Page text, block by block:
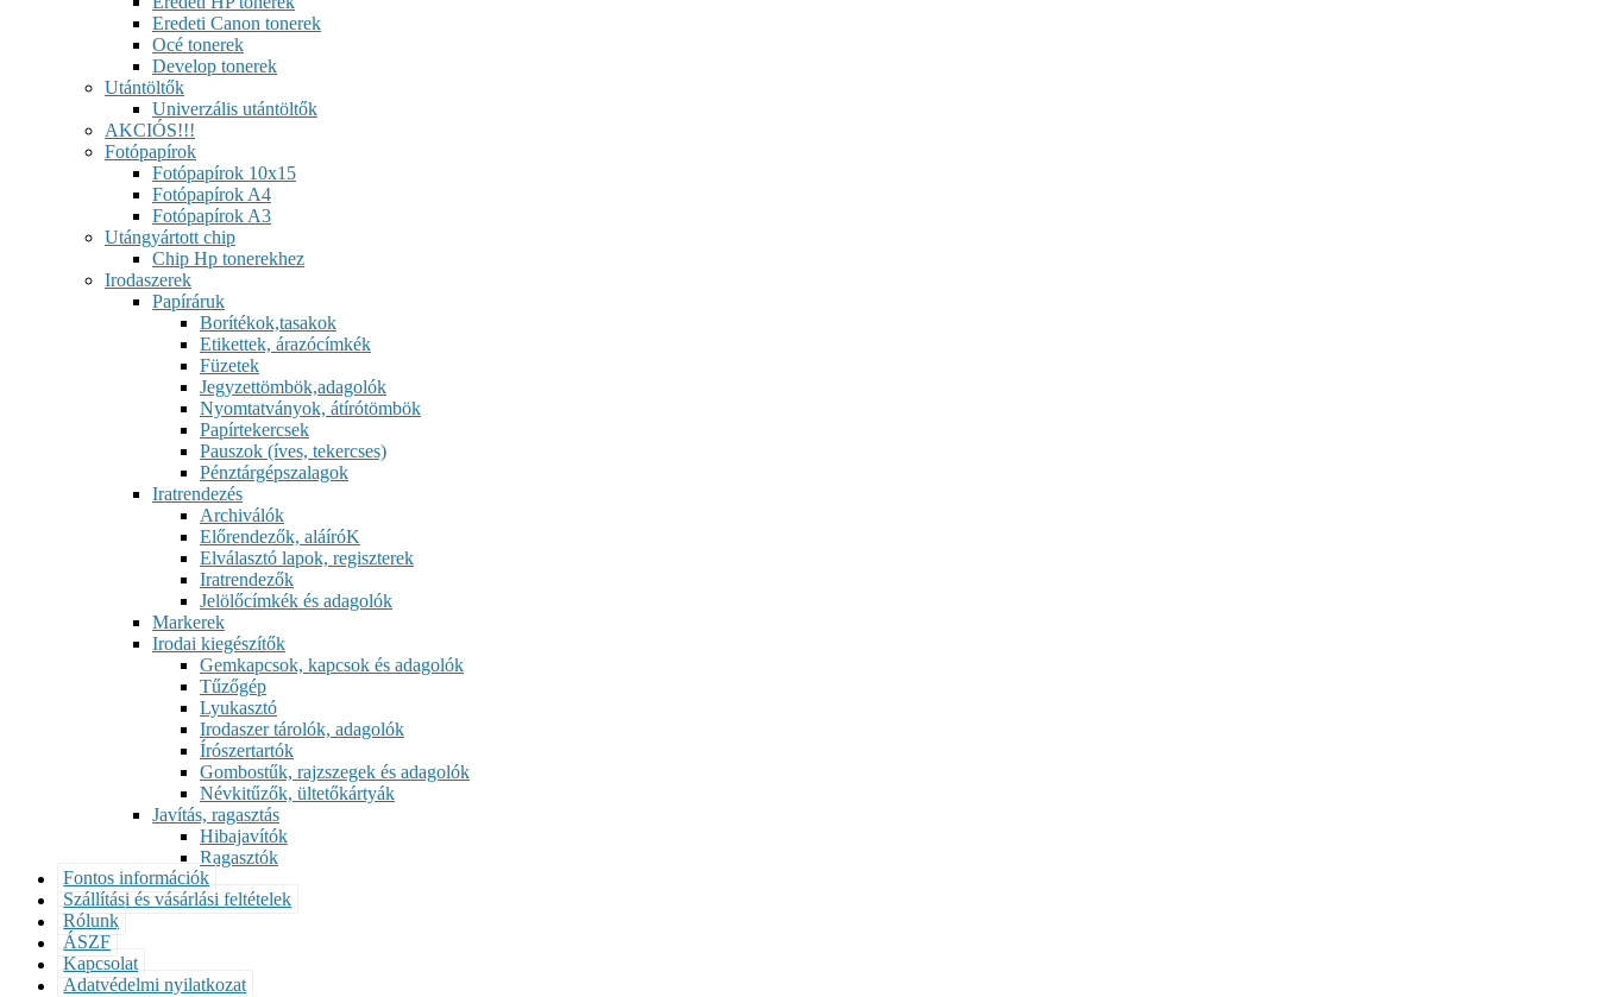
Eredeti Canon tonerek
Océ tonerek
Develop tonerek
Utántöltők
Univerzális utántöltők
AKCIÓS!!!
Fotópapírok
Fotópapírok 10x15
Fotópapírok A4
Fotópapírok A3
Utángyártott chip
Chip Hp tonerekhez
Irodaszerek
Papíráruk
Borítékok,tasakok
Etikettek, árazócímkék
Füzetek
Jegyzettömbök,adagolók
Nyomtatványok, átírótömbök
Papírtekercsek
Pauszok (íves, tekercses)
Pénztárgépszalagok
Iratrendezés
Archiválók
Előrendezők, aláíróK
Elválasztó lapok, regiszterek
Iratrendezők
Jelölőcímkék és adagolók
Markerek
Irodai kiegészítők
Gemkapcsok, kapcsok és adagolók
Tűzőgép
Lyukasztó
Irodaszer tárolók, adagolók
Írószertartók
Gombostűk, rajzszegek és adagolók
Névkitűzők, ültetőkártyák
Javítás, ragasztás
Hibajavítók
Ragasztók
Fontos információk
Szállítási és vásárlási feltételek
Rólunk
ÁSZF
Kapcsolat
Adatvédelmi nyilatkozat